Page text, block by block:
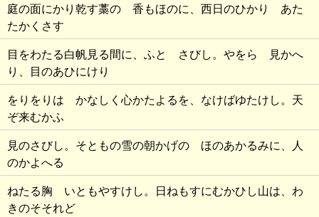
庭の面にかり乾す藁の 香もほのに、西日のひかり あた
たかくさす
目をわたる白帆見る間に、ふと さびし。やをら 見かへ
り、目のあひにけり
をりをりは かなしく心かたよるを、なけばゆたけし。天
ぞ来むかふ
見のさびし。そともの雪の朝かげの ほのあかるみに、人
のかよへる
ねたる胸 いともやすけし。日ねもすにむかひし山は、わ
きのそそれど